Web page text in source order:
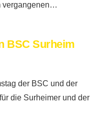
vergangenen…
BSC Surheim
der BSC und der
die Surheimer und der